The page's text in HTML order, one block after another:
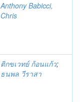
Anthony Babicci,
Chris
ติกขเวทย์ ก้อนแก้ว;
ธนพล วีราสา